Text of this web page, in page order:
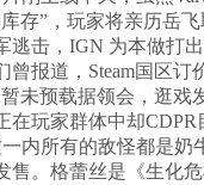
存”，玩家将亲历岳
逃击，IGN 为本做打
曾报道，Steam国区订
未预载据领会，逛戏
在玩家群体中却
内所有的敌怪都是奶
售。格蕾丝是《生化